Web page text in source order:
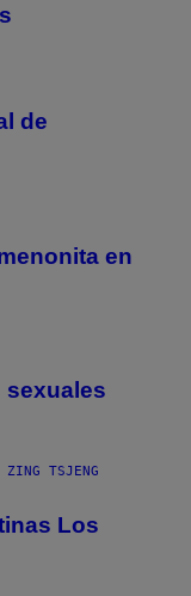
de
en
sexuales
ZING TSJENG
Los